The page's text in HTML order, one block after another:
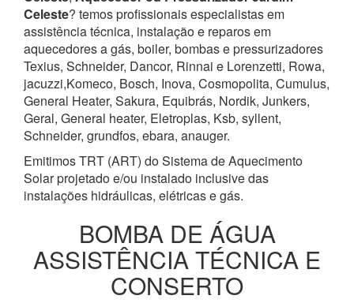
Celeste? temos profissionais especialistas em
assistência técnica, instalação e reparos em
aquecedores a gás, boiler, bombas e pressurizadores
Texius, Schneider, Dancor, Rinnai e Lorenzetti, Rowa,
jacuzzi,Komeco, Bosch, Inova, Cosmopolita, Cumulus,
General Heater, Sakura, Equibrás, Nordik, Junkers,
Geral, General heater, Eletroplas, Ksb, syllent,
Schneider, grundfos, ebara, anauger.
Emitimos TRT (ART) do Sistema de Aquecimento
Solar projetado e/ou instalado inclusive das
instalações hidráulicas, elétricas e gás.
BOMBA DE ÁGUA
ASSISTÊNCIA TÉCNICA E
CONSERTO